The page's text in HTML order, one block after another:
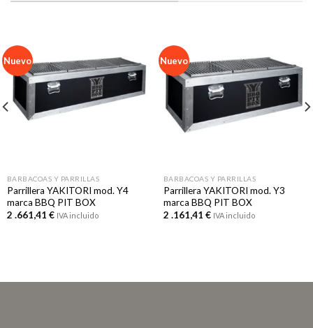
Nuevo
BARBACOAS Y PARRILLAS
Parrillera YAKITORI mod. Y4
marca BBQ PIT BOX
2 .661,41 € IVA incluido
Nuevo
BARBACOAS Y PARRILLAS
Parrillera YAKITORI mod. Y3
marca BBQ PIT BOX
2 .161,41 € IVA incluido